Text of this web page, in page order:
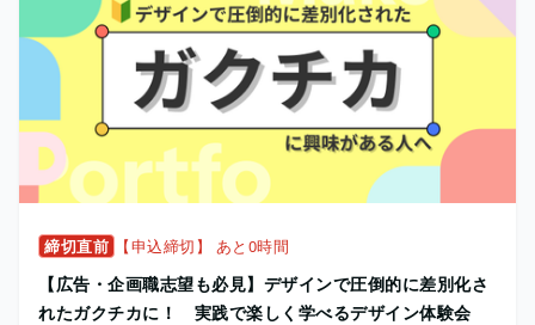
締切直前 【申込締切】 あと0時間
【広告・企画職志望も必見】デザインで圧倒的に差別化さ
れたガクチカに！ 実践で楽しく学べるデザイン体験会